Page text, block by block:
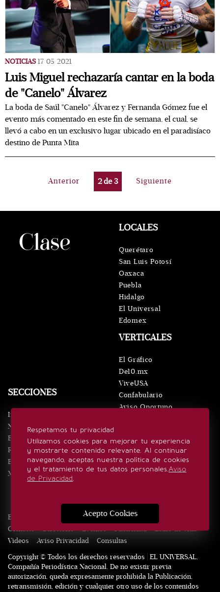
NOTICIAS 17/05/2021
Luis Miguel rechazaría cantar en la boda
de "Canelo" Álvarez
La boda de Saúl "Canelo" Álvarez y Fernanda Gómez fue el
evento más comentado en este fin de semana, el cual, se
llevó a cabo en un exclusivo lugar ubicado en el paradisíaco
destino de Punta Mita
Anterior 2de3 Siguiente
Respetamos tu privacidad
Utilizamos cookies para mejorar tu experiencia
y mostrarte contenido relevante. Al continuar
navegando, aceptas nuestra política de cookies
y el tratamiento de tus datos personales.Aviso
de Privacidad.
Acepto Cookies
SECCIONES
Inicio
Noticias
Eventos
Realeza
Estilo de vida
Minuto x Minuto
VERTICALES
El Gráfico
De10.mx
ViveUSA
Confabulario
Aviso Oportuno
LOCALES
Querétaro
San Luis Potosí
Oaxaca
Puebla
Hidalgo
El Universal
Edomex
SÍGUENOS
Edición Impresa Noticias Quiénes somos
Contacto
Directorio Eventos Publicidad
Estilo de vida
Videos
Aviso Privacidad
Consultas
Copyright © Todos los derechos reservados | EL UNIVERSAL,
Compañía Periodística Nacional. De no existir previa
autorización, queda expresamente prohibida la Publicación,
retransmisión, edición y cualquier otro uso de los contenidos